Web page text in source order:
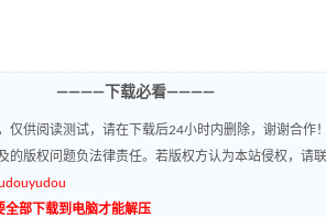
————下载必看————
供阅读测试，请在下载后24小时内删除，谢谢合作！
版权问题负法律责任。若版权方认为本站侵权，请
部下载到电脑才能解压